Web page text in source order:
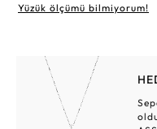
Yüzük ölçümü bilmiyorum!